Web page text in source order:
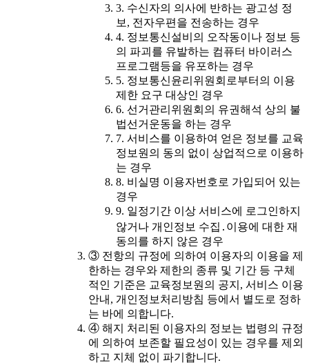
3. 수신자의 의사에 반하는 광고성 정
보, 전자우편을 전송하는 경우
4. 정보통신설비의 오작동이나 정보 등
의 파괴를 유발하는 컴퓨터 바이러스
프로그램등을 유포하는 경우
5. 정보통신윤리위원회로부터의 이용
제한 요구 대상인 경우
6. 선거관리위원회의 유권해석 상의 불
법선거운동을 하는 경우
7. 서비스를 이용하여 얻은 정보를 교육
정보원의 동의 없이 상업적으로 이용하
는 경우
8. 비실명 이용자번호로 가입되어 있는
경우
9. 일정기간 이상 서비스에 로그인하지
않거나 개인정보 수집․이용에 대한 재
동의를 하지 않은 경우
③ 전항의 규정에 의하여 이용자의 이용을 제
한하는 경우와 제한의 종류 및 기간 등 구체
적인 기준은 교육정보원의 공지, 서비스 이용
안내, 개인정보처리방침 등에서 별도로 정하
는 바에 의합니다.
④ 해지 처리된 이용자의 정보는 법령의 규정
에 의하여 보존할 필요성이 있는 경우를 제외
하고 지체 없이 파기합니다.